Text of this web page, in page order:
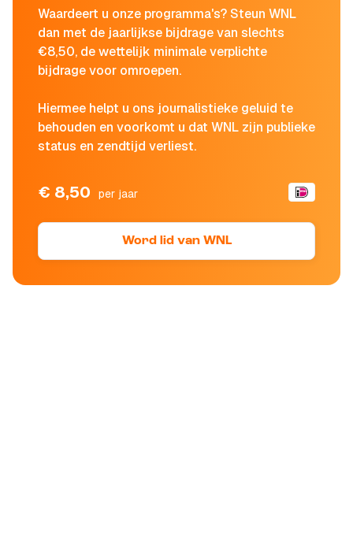
Waardeert u onze programma's? Steun WNL
dan met de jaarlijkse bijdrage van slechts
€8,50, de wettelijk minimale verplichte
bijdrage voor omroepen.
Hiermee helpt u ons journalistieke geluid te
behouden en voorkomt u dat WNL zijn publieke
status en zendtijd verliest.
€ 8,50 per jaar
Word lid van WNL